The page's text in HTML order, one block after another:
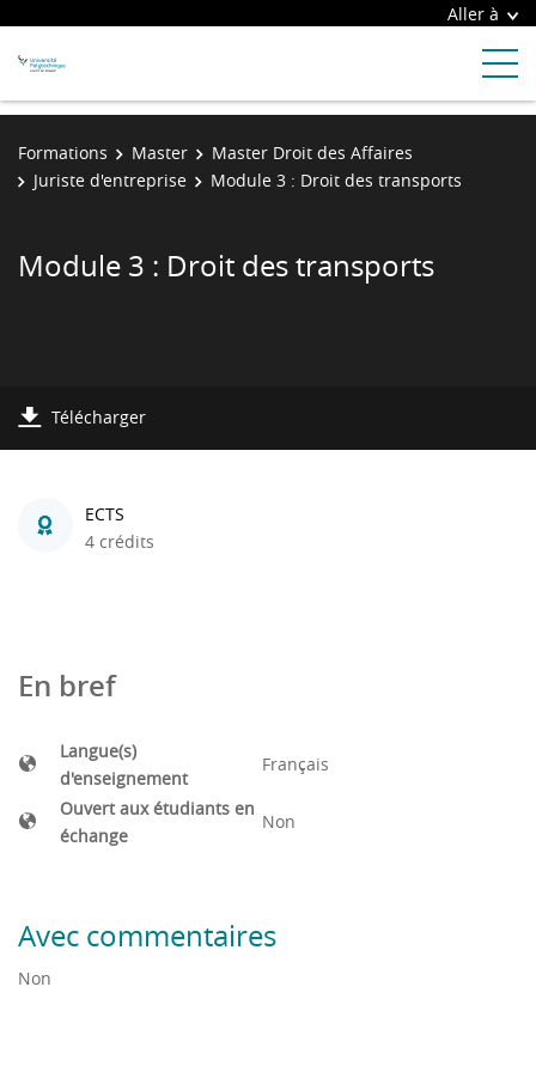
Aller à
Formations Master
Master Droit des Affaires
Juriste d'entreprise
Module 3 : Droit des transports
Module 3 : Droit des transports
Télécharger
ECTS
4 crédits
En bref
Langue(s)
d'enseignement
Français
Ouvert aux étudiants en
échange
Non
Avec commentaires
Non